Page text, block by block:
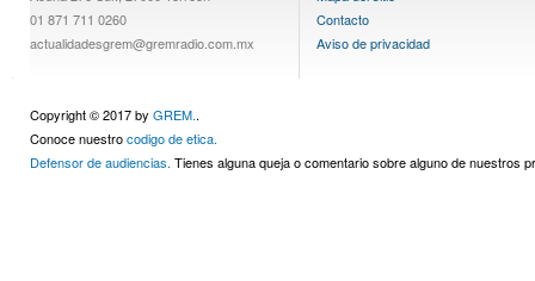
01 871 711 0260
actualidadesgrem@gremradio.com.mx
Contacto
Aviso de privacidad
Copyright © 2017 by GREM..
Conoce nuestrocodigo de etica.
Defensor de audiencias. Tienes alguna queja o comentario sobre alguno de nuestros